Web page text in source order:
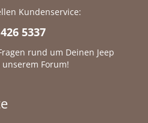
Kundenservice:
5337
rund um Deinen Jeep
Forum!